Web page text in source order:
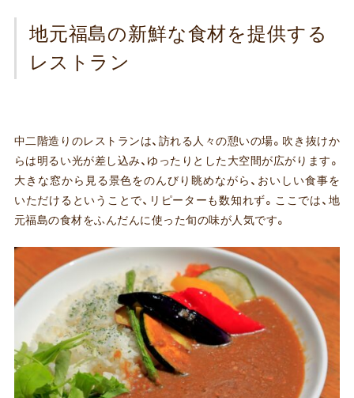
地元福島の新鮮な食材を提供する
レストラン
中二階造りのレストランは、訪れる人々の憩いの場。吹き抜けか
らは明るい光が差し込み、ゆったりとした大空間が広がります。
大きな窓から見る景色をのんびり眺めながら、おいしい食事を
いただけるということで、リピーターも数知れず。ここでは、地
元福島の食材をふんだんに使った旬の味が人気です。